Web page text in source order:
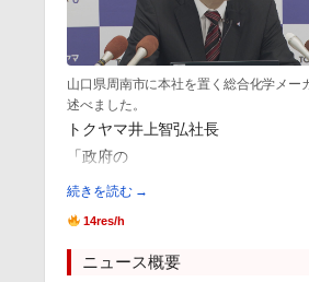
山口県周南市に本社を置く総合化学メ
述べました。
トクヤマ井上智弘社長
「政府の
続きを読む →
14res/h
ニュース概要